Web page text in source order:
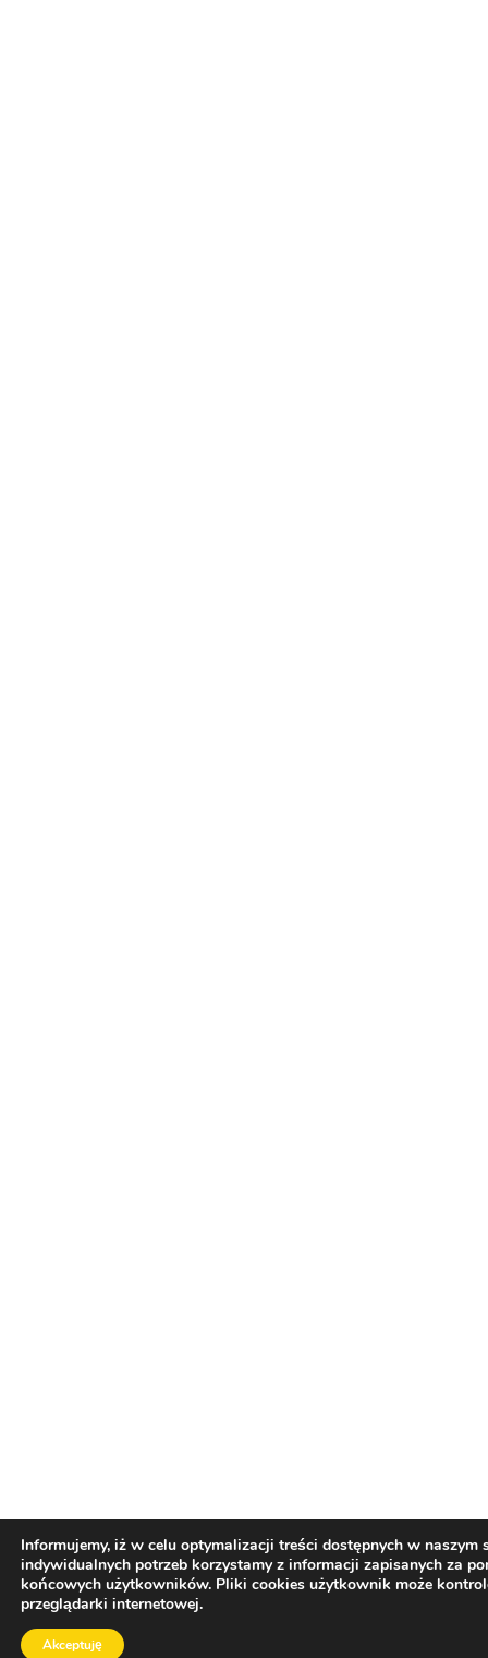
Informujemy, iż w celu optymalizacji treści dostępnych w
indywidualnych potrzeb korzystamy z informacji zapisanych za
końcowych użytkowników. Pliki cookies użytkownik może
przeglądarki internetowej.
Akceptuję